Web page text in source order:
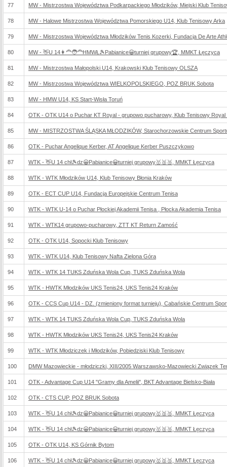
77 MW - Mistrzostwa Województwa Podkarpackiego Młodzików, Miejski Klub
78 MW - Halowe Mistrzostwa Województwa Pomorskiego U14, Klub Tenisowy Arka
79 MW - Mistrzostwa Województwa Młodzików Tenis Kozerki, Fundacja De Arte
80 MW - 👋U 14👩‍🦰🧑‍🦰HMWŁ🎾Pabianice😀turniej grupowy🏆, MMKT Łęczyca
81 MW - Mistrzostwa Małopolski U14, Krakowski Klub Tenisowy OLSZA
82 MW - Mistrzostwa Województwa WIELKOPOLSKIEGO, POZ BRUK Sobota
83 MW - HMW U14, KS Start-Wisła Toruń
84 OTK - OTK U14 o Puchar KT Royal - grupowo pucharowy, Klub Tenisowy
85 MW - MISTRZOSTWA ŚLĄSKA MŁODZIKÓW, Starochorzowskie Centrum
86 OTK - Puchar Angelique Kerber, AT Angelique Kerber Puszczykowo
87 WTK - 👋U 14 chł🎾dz😀Pabianice😀turniej grupowy🥇🥈🥉, MMKT Łęczyca
88 WTK - WTK Młodzików U14, Klub Tenisowy Błonia Kraków
89 OTK - ECT CUP U14, Fundacja Europejskie Centrum Tenisa
90 WTK - WTK U-14 o Puchar Płockiej Akademii Tenisa , Płocka Akademia Tenisa
91 WTK - WTK14 grupowo-pucharowy, ZTT KT Return Zamość
92 OTK - OTK U14, Sopocki Klub Tenisowy
93 WTK - WTK U14, Klub Tenisowy Nafta Zielona Góra
94 WTK - WTK 14 TUKS Zduńska Wola Cup, TUKS Zduńska Wola
95 WTK - HWTK Młodzików UKS Tenis24, UKS Tenis24 Kraków
96 OTK - CCS Cup U14 - DZ. (zmieniony format turnieju), Cabańskie Centrum
97 WTK - WTK 14 TUKS Zduńska Wola Cup, TUKS Zduńska Wola
98 WTK - HWTK Młodzików UKS Tenis24, UKS Tenis24 Kraków
99 WTK - WTK Młodziczek i Młodzików, Pobiedziski Klub Tenisowy
100 DMW Mazowieckie - młodziczki, XIII/2005 Warszawsko-Mazowiecki Związek
101 OTK - Advantage Cup U14 "Gramy dla Amelii", BKT Advantage Bielsko-Biała
102 OTK - CTS CUP, POZ BRUK Sobota
103 WTK - 👋U 14 chł🎾dz😀Pabianice😀turniej grupowy🥇🥈🥉, MMKT Łęczyca
104 WTK - 👋U 14 chł🎾dz😀Pabianice😀turniej grupowy🥇🥈🥉, MMKT Łęczyca
105 OTK - OTK U14, KS Górnik Bytom
106 WTK - 👋U 14 chł🎾dz😀Pabianice😀turniej grupowy🥇🥈🥉, MMKT Łęczyca